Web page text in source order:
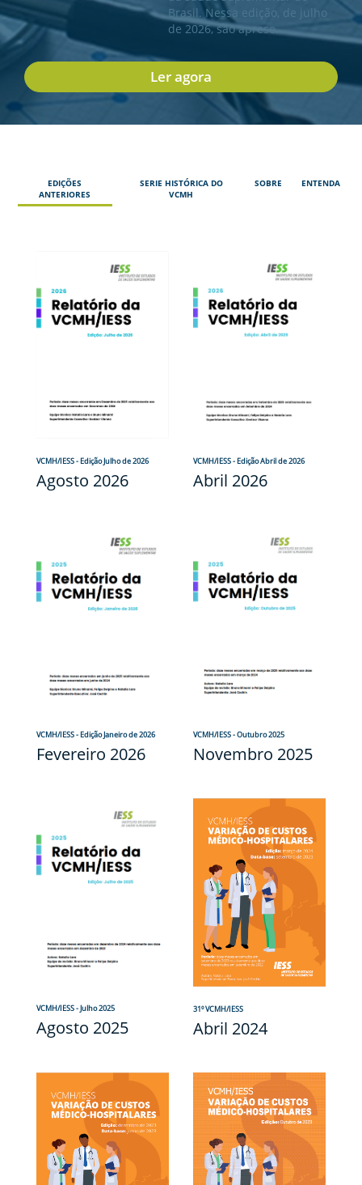
Brasil. Nessa edição, de julho
de 2026, são aprese...
Ler agora
EDIÇÕES
ANTERIORES
SERIE HISTÓRICA DO
VCMH
SOBRE ENTENDA
VCMH/IESS - Edição Julho de 2026
Agosto 2026
VCMH/IESS - Edição Abril de 2026
Abril 2026
VCMH/IESS - Edição Janeiro de 2026
Fevereiro 2026
VCMH/IESS - Outubro 2025
Novembro 2025
VCMH/IESS - Julho 2025
Agosto 2025
31º VCMH/IESS
Abril 2024